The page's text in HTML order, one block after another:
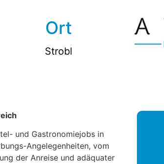
Ort
Strobl
und Gastronomiejobs in
Angelegenheiten, vom
der Anreise und adäquater